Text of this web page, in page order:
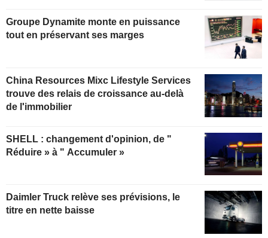
Groupe Dynamite monte en puissance
tout en préservant ses marges
China Resources Mixc Lifestyle Services
trouve des relais de croissance au-delà
de l'immobilier
SHELL : changement d'opinion, de "
Réduire » à " Accumuler »
Daimler Truck relève ses prévisions, le
titre en nette baisse